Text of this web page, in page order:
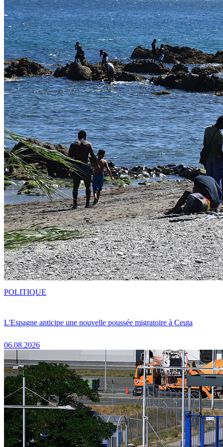
L'Espagne anticipe une nouvelle poussée migratoire à Ceuta
06.08.2026
POLITIQUE